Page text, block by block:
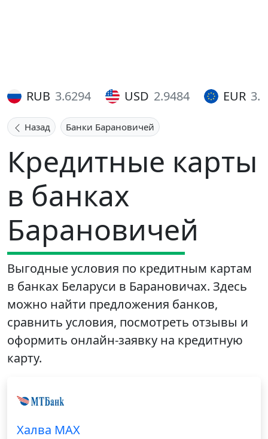
RUB 3.6294 USD 2.9484 EUR
Назад Банки Барановичей
Кредитные карты
в банках
Барановичей
Выгодные условия по кредитным картам
в банках Беларуси в Барановичах. Здесь
можно найти предложения банков,
сравнить условия, посмотреть отзывы и
оформить онлайн-заявку на кредитную
карту.
Халва MAX